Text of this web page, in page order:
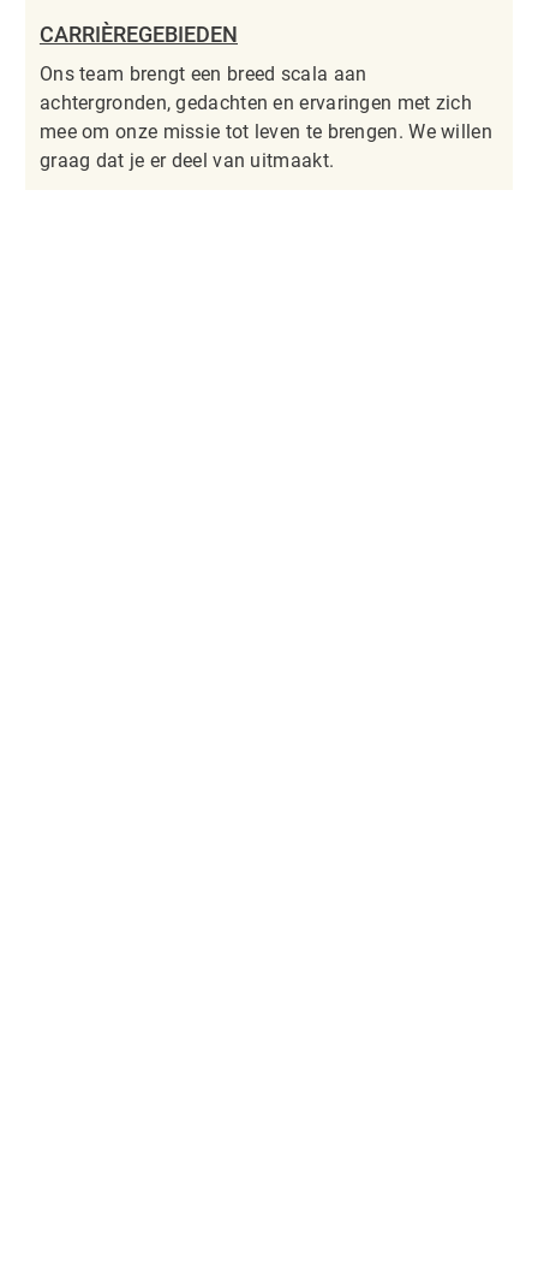
CARRIÈREGEBIEDEN
Ons team brengt een breed scala aan
achtergronden, gedachten en ervaringen met zich
mee om onze missie tot leven te brengen. We willen
graag dat je er deel van uitmaakt.